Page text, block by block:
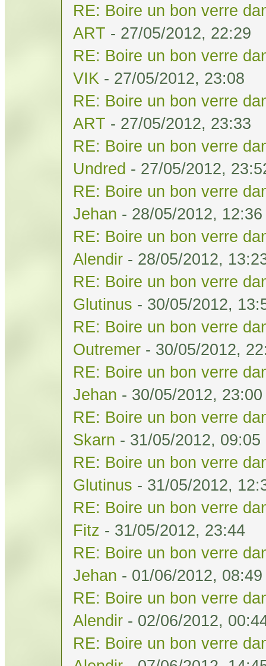
RE: Boire un bon verre
ART - 27/05/2012, 22:29
RE: Boire un bon verre
VIK - 27/05/2012, 23:08
RE: Boire un bon verre
ART - 27/05/2012, 23:33
RE: Boire un bon verre
Undred - 27/05/2012,
RE: Boire un bon verre
Jehan - 28/05/2012, 12:36
RE: Boire un bon verre
Alendir - 28/05/2012,
RE: Boire un bon verre
Glutinus - 30/05/2012,
RE: Boire un bon verre
Outremer - 30/05/2012,
RE: Boire un bon verre
Jehan - 30/05/2012, 23:00
RE: Boire un bon verre
Skarn - 31/05/2012, 09:05
RE: Boire un bon verre
Glutinus - 31/05/2012,
RE: Boire un bon verre
Fitz - 31/05/2012, 23:44
RE: Boire un bon verre
Jehan - 01/06/2012, 08:49
RE: Boire un bon verre
Alendir - 02/06/2012,
RE: Boire un bon verre